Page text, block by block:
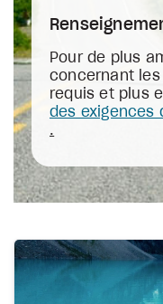
Pour de plus
concernant
requis et plus
des exigences
.